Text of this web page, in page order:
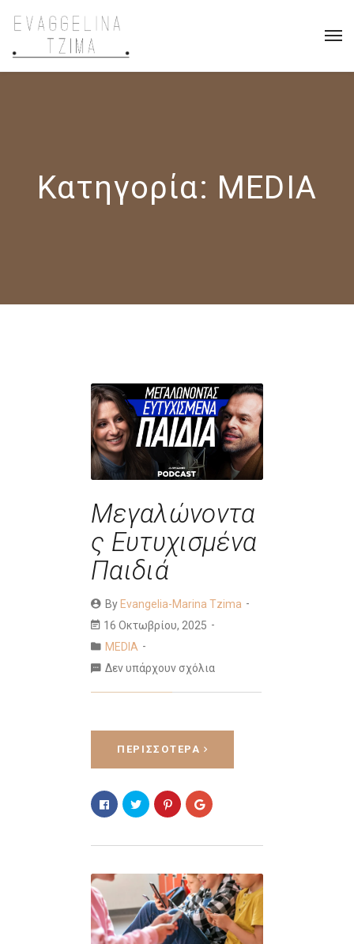
Κατηγορία: MEDIA
Μεγαλώνοντα
ς Ευτυχισμένα
Παιδιά
By Evangelia-Marina Tzima
16 Οκτωβρίου, 2025
MEDIA
Δεν υπάρχουν σχόλια
ΠΕΡΙΣΣΌΤΕΡΑ